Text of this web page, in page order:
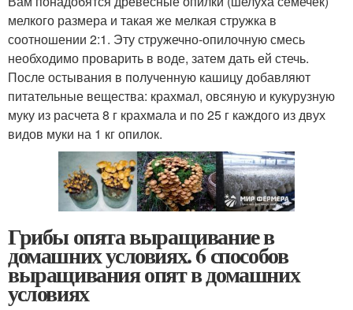
мелкого размера и такая же мелкая стружка в
соотношении 2:1. Эту стружечно-опилочную смесь
необходимо проварить в воде, затем дать ей стечь.
После остывания в полученную кашицу добавляют
питательные вещества: крахмал, овсяную и кукурузную
муку из расчета 8 г крахмала и по 25 г каждого из двух
видов муки на 1 кг опилок.
Грибы опята выращивание в
домашних условиях. 6 способов
выращивания опят в домашних
условиях